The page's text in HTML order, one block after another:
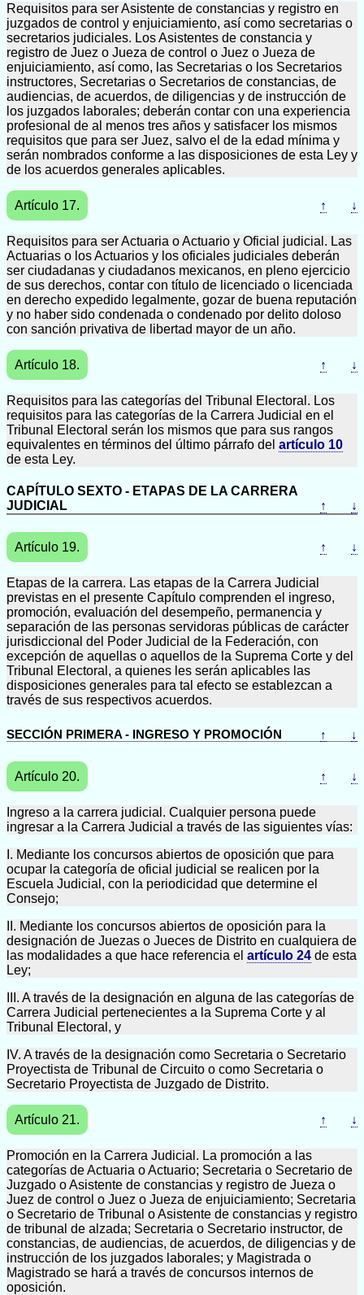
Requisitos para ser Asistente de constancias y registro en
juzgados de control y enjuiciamiento, así como secretarias o
secretarios judiciales. Los Asistentes de constancia y
registro de Juez o Jueza de control o Juez o Jueza de
enjuiciamiento, así como, las Secretarias o los Secretarios
instructores, Secretarias o Secretarios de constancias, de
audiencias, de acuerdos, de diligencias y de instrucción de
los juzgados laborales; deberán contar con una experiencia
profesional de al menos tres años y satisfacer los mismos
requisitos que para ser Juez, salvo el de la edad mínima y
serán nombrados conforme a las disposiciones de esta Ley y
de los acuerdos generales aplicables.
Artículo 17. ↑ ↓
Requisitos para ser Actuaria o Actuario y Oficial judicial. Las
Actuarias o los Actuarios y los oficiales judiciales deberán
ser ciudadanas y ciudadanos mexicanos, en pleno ejercicio
de sus derechos, contar con título de licenciado o licenciada
en derecho expedido legalmente, gozar de buena reputación
y no haber sido condenada o condenado por delito doloso
con sanción privativa de libertad mayor de un año.
Artículo 18. ↑ ↓
Requisitos para las categorías del Tribunal Electoral. Los
requisitos para las categorías de la Carrera Judicial en el
Tribunal Electoral serán los mismos que para sus rangos
equivalentes en términos del último párrafo del artículo 10
de esta Ley.
CAPÍTULO SEXTO - ETAPAS DE LA CARRERA
JUDICIAL
↑ ↓
Artículo 19. ↑ ↓
Etapas de la carrera. Las etapas de la Carrera Judicial
previstas en el presente Capítulo comprenden el ingreso,
promoción, evaluación del desempeño, permanencia y
separación de las personas servidoras públicas de carácter
jurisdiccional del Poder Judicial de la Federación, con
excepción de aquellas o aquellos de la Suprema Corte y del
Tribunal Electoral, a quienes les serán aplicables las
disposiciones generales para tal efecto se establezcan a
través de sus respectivos acuerdos.
SECCIÓN PRIMERA - INGRESO Y PROMOCIÓN ↑ ↓
Artículo 20. ↑ ↓
Ingreso a la carrera judicial. Cualquier persona puede
ingresar a la Carrera Judicial a través de las siguientes vías:
I. Mediante los concursos abiertos de oposición que para
ocupar la categoría de oficial judicial se realicen por la
Escuela Judicial, con la periodicidad que determine el
Consejo;
II. Mediante los concursos abiertos de oposición para la
designación de Juezas o Jueces de Distrito en cualquiera de
las modalidades a que hace referencia el artículo 24 de esta
Ley;
III. A través de la designación en alguna de las categorías de
Carrera Judicial pertenecientes a la Suprema Corte y al
Tribunal Electoral, y
IV. A través de la designación como Secretaria o Secretario
Proyectista de Tribunal de Circuito o como Secretaria o
Secretario Proyectista de Juzgado de Distrito.
Artículo 21. ↑ ↓
Promoción en la Carrera Judicial. La promoción a las
categorías de Actuaria o Actuario; Secretaria o Secretario de
Juzgado o Asistente de constancias y registro de Jueza o
Juez de control o Juez o Jueza de enjuiciamiento; Secretaria
o Secretario de Tribunal o Asistente de constancias y registro
de tribunal de alzada; Secretaria o Secretario instructor, de
constancias, de audiencias, de acuerdos, de diligencias y de
instrucción de los juzgados laborales; y Magistrada o
Magistrado se hará a través de concursos internos de
oposición.